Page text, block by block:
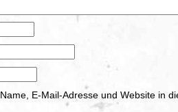
Name, E-Mail-Adresse und Website in